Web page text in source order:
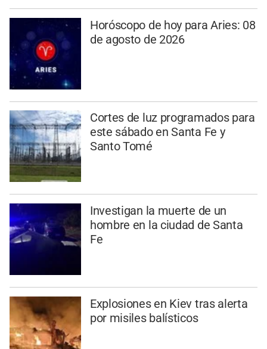
Horóscopo de hoy para Aries: 08
de agosto de 2026
Cortes de luz programados para
este sábado en Santa Fe y
Santo Tomé
Investigan la muerte de un
hombre en la ciudad de Santa
Fe
Explosiones en Kiev tras alerta
por misiles balísticos